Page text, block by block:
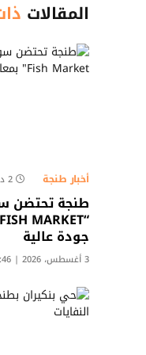
المقالات
أخبار طنجة 2 دقائق
طنجة تحتضن
جودة عالية
3 أغسطس، 2026 | 14:46